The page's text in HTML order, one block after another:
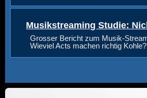
Musikstreaming Studie:
Grosser Bericht zum Musik-
Wieviel Acts machen richtig